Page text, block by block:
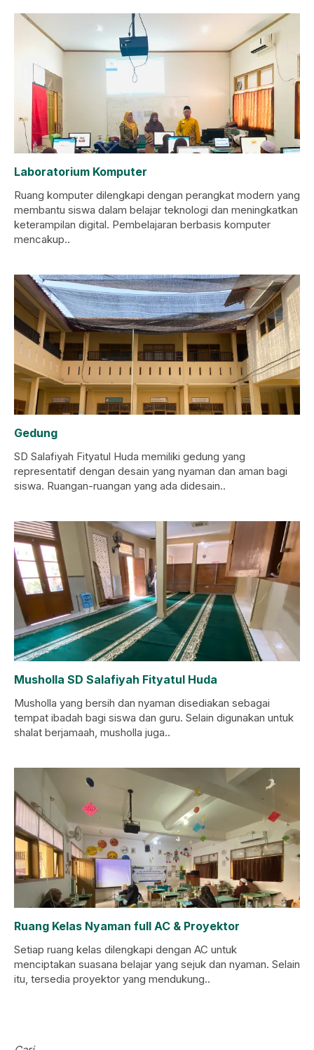
Laboratorium Komputer
Ruang komputer dilengkapi dengan perangkat modern yang
membantu siswa dalam belajar teknologi dan meningkatkan
keterampilan digital. Pembelajaran berbasis komputer
mencakup..
Gedung
SD Salafiyah Fityatul Huda memiliki gedung yang
representatif dengan desain yang nyaman dan aman bagi
siswa. Ruangan-ruangan yang ada didesain..
Musholla SD Salafiyah Fityatul Huda
Musholla yang bersih dan nyaman disediakan sebagai
tempat ibadah bagi siswa dan guru. Selain digunakan untuk
shalat berjamaah, musholla juga..
Ruang Kelas Nyaman full AC & Proyektor
Setiap ruang kelas dilengkapi dengan AC untuk
menciptakan suasana belajar yang sejuk dan nyaman. Selain
itu, tersedia proyektor yang mendukung..